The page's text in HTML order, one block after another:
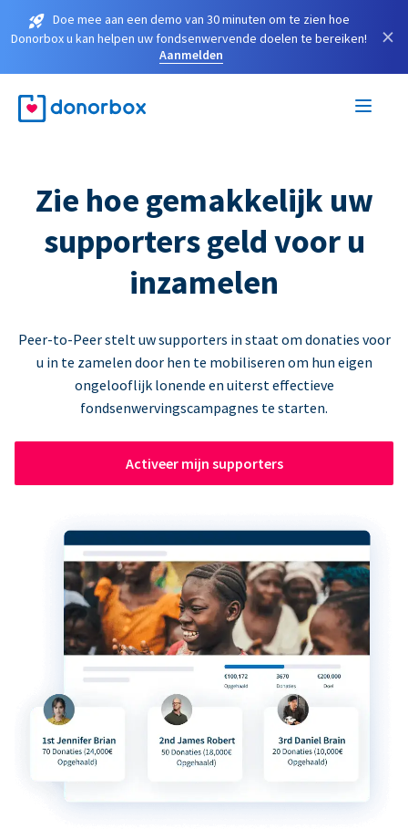
Doe mee aan een demo van 30 minuten om te zien hoe
Donorbox u kan helpen uw fondsenwervende doelen te bereiken!
Aanmelden
×
Zie hoe gemakkelijk uw
supporters geld voor u
inzamelen
Peer-to-Peer stelt uw supporters in staat om donaties voor
u in te zamelen door hen te mobiliseren om hun eigen
ongelooflijk lonende en uiterst effectieve
fondsenwervingscampagnes te starten.
Activeer mijn supporters